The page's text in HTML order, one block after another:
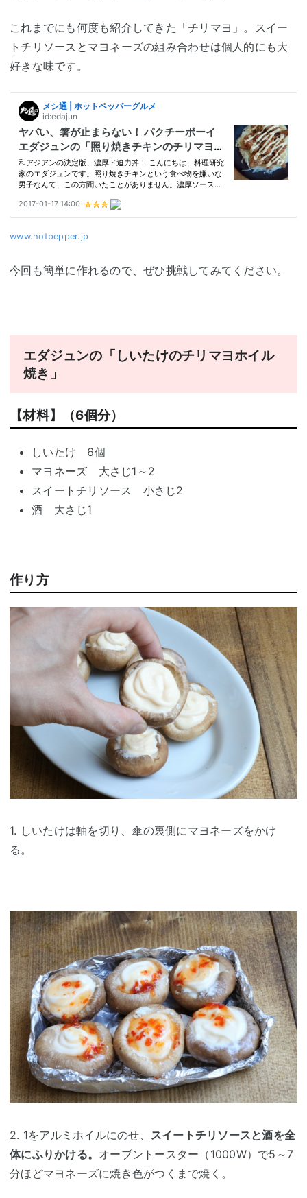
これまでにも何度も紹介してきた「チリマヨ」。スイー
トチリソースとマヨネーズの組み合わせは個人的にも大
好きな味です。
www.hotpepper.jp
今回も簡単に作れるので、ぜひ挑戦してみてください。
エダジュンの「しいたけのチリマヨホイル
焼き」
【材料】（6個分）
しいたけ 6個
マヨネーズ 大さじ1～2
スイートチリソース 小さじ2
酒 大さじ1
作り方
1. しいたけは軸を切り、傘の裏側にマヨネーズをかけ
る。
2. 1をアルミホイルにのせ、 スイートチリソースと酒を全
体にふりかける。 オーブントースター（1000W）で5～7
分ほどマヨネーズに焼き色がつくまで焼く。